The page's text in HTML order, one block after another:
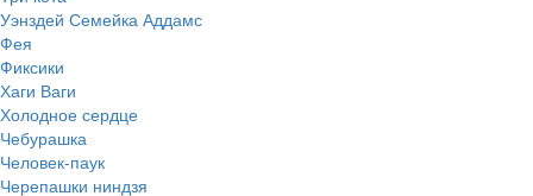
Уэнздей Семейка Аддамс
Фея
Фиксики
Хаги Ваги
Холодное сердце
Чебурашка
Человек-паук
Черепашки ниндзя